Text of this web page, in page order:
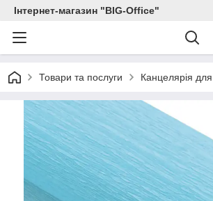
Інтернет-магазин "BIG-Office"
Товари та послуги Канцелярія